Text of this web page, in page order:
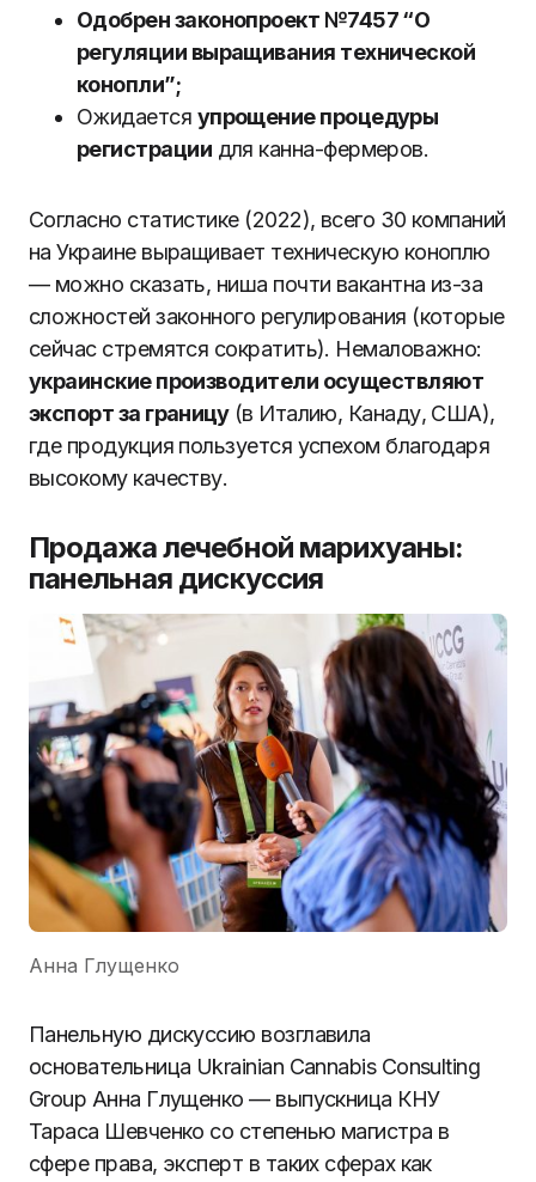
Одобрен законопроект №7457 “О
регуляции выращивания технической
конопли”;
Ожидается упрощение процедуры
регистрации для канна-фермеров.
Согласно статистике (2022), всего 30 компаний
на Украине выращивает техническую коноплю
— можно сказать, ниша почти вакантна из-за
сложностей законного регулирования (которые
сейчас стремятся сократить). Немаловажно:
украинские производители осуществляют
экспорт за границу(в Италию, Канаду, США),
где продукция пользуется успехом благодаря
высокому качеству.
Продажа лечебной марихуаны:
панельная дискуссия
Анна Глущенко
Панельную дискуссию возглавила
основательница Ukrainian Cannabis Consulting
Group Анна Глущенко — выпускница КНУ
Тараса Шевченко со степенью магистра в
сфере права, эксперт в таких сферах как